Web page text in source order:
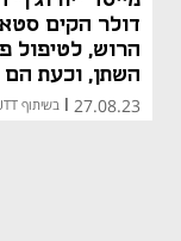
דולר הקים
הרוש, לטיפול
השתן, וכעת הם
27.08.23 בשיתוף UTT